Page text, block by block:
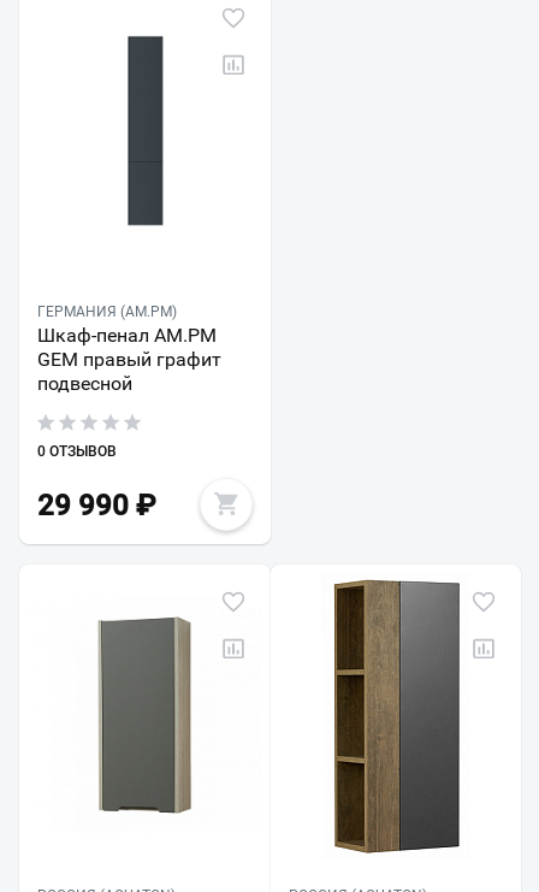
ГЕРМАНИЯ (AM.PM)
Шкаф-пенал AM.PM
GEM правый графит
подвесной
0 ОТЗЫВОВ
29 990 ₽